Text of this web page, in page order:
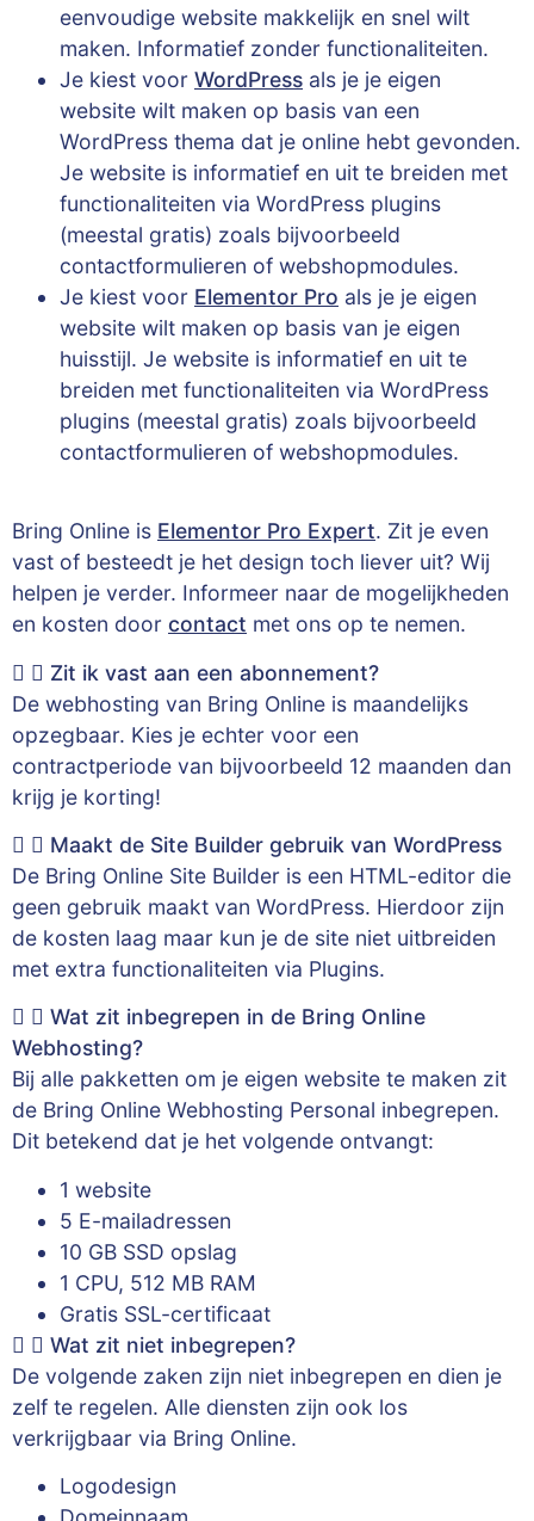
eenvoudige website makkelijk en snel wilt
maken. Informatief zonder functionaliteiten.
Je kiest voor WordPress als je je eigen
website wilt maken op basis van een
WordPress thema dat je online hebt gevonden.
Je website is informatief en uit te breiden met
functionaliteiten via WordPress plugins
(meestal gratis) zoals bijvoorbeeld
contactformulieren of webshopmodules.
Je kiest voor Elementor Pro als je je eigen
website wilt maken op basis van je eigen
huisstijl. Je website is informatief en uit te
breiden met functionaliteiten via WordPress
plugins (meestal gratis) zoals bijvoorbeeld
contactformulieren of webshopmodules.
Bring Online is Elementor Pro Expert. Zit je even
vast of besteedt je het design toch liever uit? Wij
helpen je verder. Informeer naar de mogelijkheden
en kosten door contact met ons op te nemen.
Zit ik vast aan een abonnement?
De webhosting van Bring Online is maandelijks
opzegbaar. Kies je echter voor een
contractperiode van bijvoorbeeld 12 maanden dan
krijg je korting!
Maakt de Site Builder gebruik van WordPress
De Bring Online Site Builder is een HTML-editor die
geen gebruik maakt van WordPress. Hierdoor zijn
de kosten laag maar kun je de site niet uitbreiden
met extra functionaliteiten via Plugins.
Wat zit inbegrepen in de Bring Online
Webhosting?
Bij alle pakketten om je eigen website te maken zit
de Bring Online Webhosting Personal inbegrepen.
Dit betekend dat je het volgende ontvangt:
1 website
5 E-mailadressen
10 GB SSD opslag
1 CPU, 512 MB RAM
Gratis SSL-certificaat
Wat zit niet inbegrepen?
De volgende zaken zijn niet inbegrepen en dien je
zelf te regelen. Alle diensten zijn ook los
verkrijgbaar via Bring Online.
Logodesign